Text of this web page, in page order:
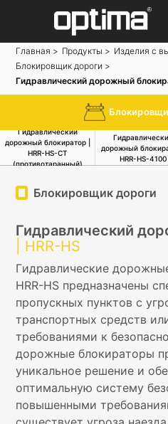
Барьер
Система распознавания
Главная > Продукты > Изделия с
Ƃлокировщик дороги >
Гидравлический дорожный
Гидравлический
дорожный блокиратор |
HRR-HS-CT
(противотаранный)
дорожный
HRR-HS-4100
Ƃлокировщик дороги
Гидравлический
| HRR-HS
Гидравлические
HRR-HS предназначены
пропускных пунктов с
транспортных средств
требованиями к
дорожные блокираторы
уникальное решение и
оптимальную систему
повышенными